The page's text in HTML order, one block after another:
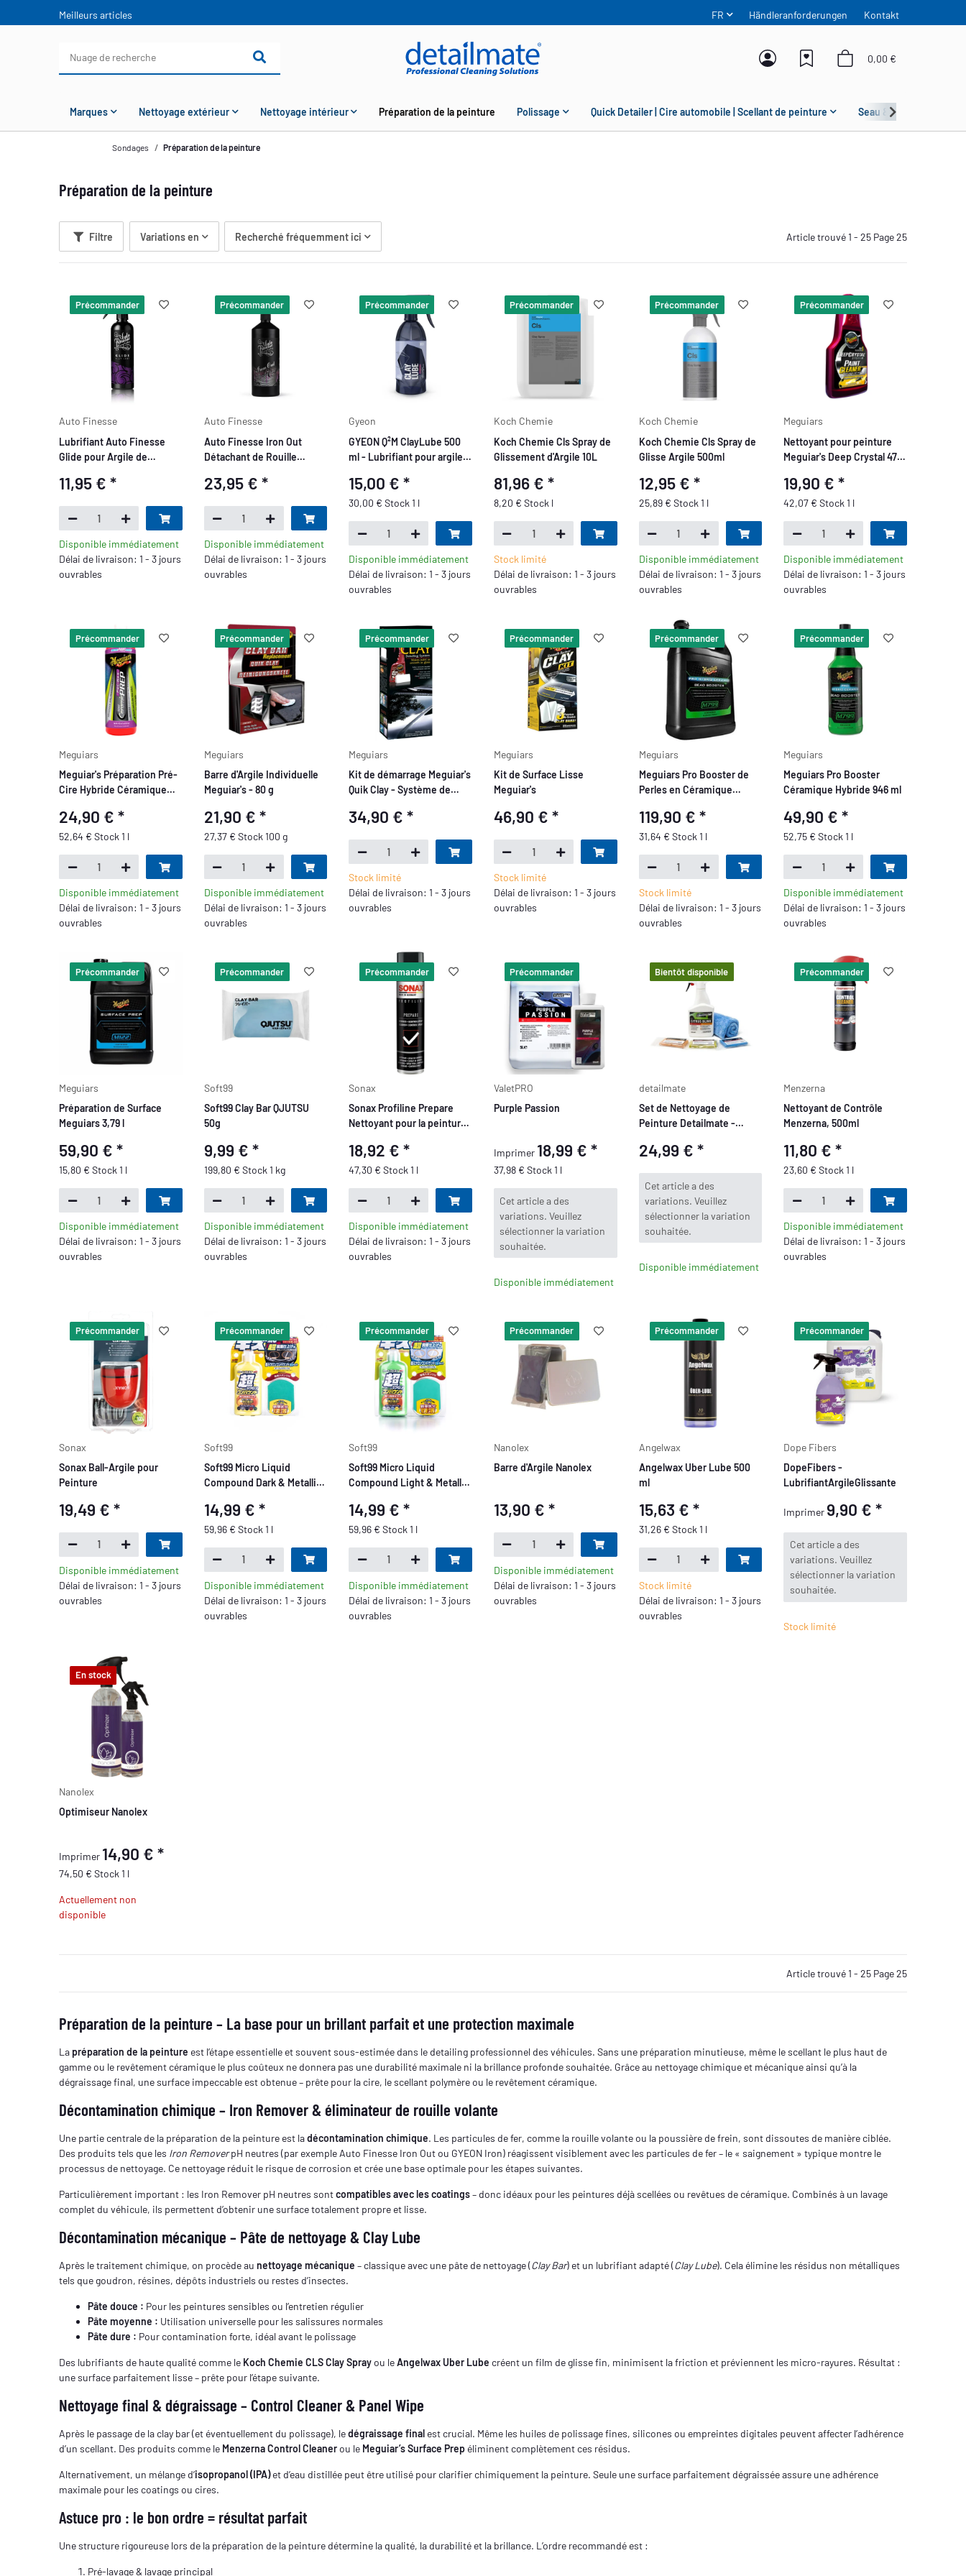
FR Händleranforderungen Kontakt
Meilleurs articles
0,00 €
Marques Nettoyage extérieur Nettoyage intérieur Préparation de la peinture Polissage Quick Detailer | Cire automobile | Scellant de peinture Seau & Grit Guard
Sondages Préparation de la peinture
Préparation de la peinture
Filtre Variations en Recherché fréquemment ici Article trouvé 1 - 25 Page 25
Précommander
Auto Finesse
Lubrifiant Auto Finesse
Glide pour Argile de
11,95 €*
Disponible immédiatement
Délai de livraison: 1 - 3 jours
ouvrables
Précommander
Auto Finesse
Auto Finesse Iron Out
Détachant de Rouille
23,95 € *
Disponible immédiatement
Délai de livraison: 1 - 3 jours
ouvrables
Précommander
Gyeon
GYEON Q²M ClayLube 500
ml - Lubrifiant pour argile
15,00 €*
30,00 € Stock 1 l
Disponible immédiatement
Délai de livraison: 1 - 3 jours
ouvrables
Précommander
Koch Chemie
Koch Chemie Cls Spray de
Glissement d'Argile 10L
81,96 € *
8,20 € Stock l
Stock limité
Délai de livraison: 1 - 3 jours
ouvrables
Précommander
Koch Chemie
Koch Chemie Cls Spray de
Glisse Argile 500ml
12,95 € *
25,89 € Stock 1 l
Disponible immédiatement
Délai de livraison: 1 - 3 jours
ouvrables
Précommander
Meguiars
Nettoyant pour peinture
Meguiar's Deep Crystal 473
19,90 €*
42,07 € Stock 1 l
Disponible immédiatement
Délai de livraison: 1 - 3 jours
ouvrables
Précommander
Meguiars
Meguiar's Préparation Pré-
Cire Hybride Céramique
24,90 €*
52,64 € Stock 1 l
Disponible immédiatement
Délai de livraison: 1 - 3 jours
ouvrables
Précommander
Meguiars
Barre d'Argile Individuelle
Meguiar's - 80 g
21,90 € *
27,37 € Stock 100 g
Disponible immédiatement
Délai de livraison: 1 - 3 jours
ouvrables
Précommander
Meguiars
Kit de démarrage Meguiar's
Quik Clay - Système de
34,90 €*
Stock limité
Délai de livraison: 1 - 3 jours
ouvrables
Précommander
Meguiars
Kit de Surface Lisse
Meguiar's
46,90 € *
Stock limité
Délai de livraison: 1 - 3 jours
ouvrables
Précommander
Meguiars
Meguiars Pro Booster de
Perles en Céramique
119,90 € *
31,64 € Stock 1 l
Stock limité
Délai de livraison: 1 - 3 jours
ouvrables
Précommander
Meguiars
Meguiars Pro Booster
Céramique Hybride 946 ml
49,90 €*
52,75 € Stock 1 l
Disponible immédiatement
Délai de livraison: 1 - 3 jours
ouvrables
Précommander
Meguiars
Préparation de Surface
Meguiars 3,79 l
59,90 €*
15,80 € Stock 1 l
Disponible immédiatement
Délai de livraison: 1 - 3 jours
ouvrables
Précommander
Soft99
Soft99 Clay Bar QJUTSU
50g
9,99 € *
199,80 € Stock 1 kg
Disponible immédiatement
Délai de livraison: 1 - 3 jours
ouvrables
Précommander
Sonax
Sonax Profiline Prepare
Nettoyant pour la peinture
18,92 €*
47,30 € Stock 1 l
Disponible immédiatement
Délai de livraison: 1 - 3 jours
ouvrables
Précommander
ValetPRO
Purple Passion
Imprimer 18,99 € *
37,98 € Stock 1 l
x
Cet article a des
variations. Veuillez
sélectionner la variation
souhaitée.
Disponible immédiatement
Bientôt disponible
detailmate
Set de Nettoyage de
Peinture Detailmate -
ValetPRO et Lubrifiant
24,99 € *
x
Cet article a des
variations. Veuillez
sélectionner la variation
souhaitée.
Disponible immédiatement
Précommander
Menzerna
Nettoyant de Contrôle
Menzerna, 500ml
11,80 €*
23,60 € Stock 1 l
Disponible immédiatement
Délai de livraison: 1 - 3 jours
ouvrables
Précommander
Sonax
Sonax Ball-Argile pour
Peinture
19,49 €*
Disponible immédiatement
Délai de livraison: 1 - 3 jours
ouvrables
Précommander
Soft99
Soft99 Micro Liquid
Compound Dark & Metallic
14,99 € *
59,96 € Stock 1 l
Disponible immédiatement
Délai de livraison: 1 - 3 jours
ouvrables
Précommander
Soft99
Soft99 Micro Liquid
Compound Light & Metallic
14,99 €*
59,96 € Stock 1 l
Disponible immédiatement
Délai de livraison: 1 - 3 jours
ouvrables
Précommander
Nanolex
Barre d'Argile Nanolex
13,90 € *
Disponible immédiatement
Délai de livraison: 1 - 3 jours
ouvrables
Précommander
Angelwax
Angelwax Uber Lube 500
ml
15,63 € *
31,26 € Stock 1 l
Stock limité
Délai de livraison: 1 - 3 jours
ouvrables
Précommander
Dope Fibers
DopeFibers -
LubrifiantArgileGlissante
Imprimer9,90 €*
x
Cet article a des
variations. Veuillez
sélectionner la variation
souhaitée.
Stock limité
En stock
Nanolex
Optimiseur Nanolex
Imprimer 14,90 €*
74,50 € Stock 1 l
Actuellement non
disponible
Article trouvé 1 - 25 Page 25
Préparation de la peinture – La base pour un brillant parfait et une protection maximale
La préparation de la peinture est l’étape essentielle et souvent sous-estimée dans le detailing professionnel des véhicules. Sans une préparation minutieuse, même le scellant le plus haut de
gamme ou le revêtement céramique le plus coûteux ne donnera pas une durabilité maximale ni la brillance profonde souhaitée. Grâce au nettoyage chimique et mécanique ainsi qu’à la
dégraissage final, une surface impeccable est obtenue – prête pour la cire, le scellant polymère ou le revêtement céramique.
Décontamination chimique – Iron Remover & éliminateur de rouille volante
Une partie centrale de la préparation de la peinture est ladécontamination chimique. Les particules de fer, comme la rouille volante ou la poussière de frein, sont dissoutes de manière ciblée.
Des produits tels que les Iron RemoverpH neutres (par exemple Auto Finesse Iron Out ou GYEON Iron) réagissent visiblement avec les particules de fer – le « saignement » typique montre le
processus de nettoyage. Ce nettoyage réduit le risque de corrosion et crée une base optimale pour les étapes suivantes.
Particulièrement important : les Iron Remover pH neutres sontcompatibles avec les coatings– donc idéaux pour les peintures déjà scellées ou revêtues de céramique. Combinés à un lavage
complet du véhicule, ils permettent d’obtenir une surface totalement propre et lisse.
Décontamination mécanique – Pâte de nettoyage & Clay Lube
Après le traitement chimique, on procède aunettoyage mécanique – classique avec une pâte de nettoyage (Clay Bar) et un lubrifiant adapté (Clay Lube). Cela élimine les résidus non métalliques
tels que goudron, résines, dépôts industriels ou restes d’insectes.
Pâte douce : Pour les peintures sensibles ou l’entretien régulier
Pâte moyenne : Utilisation universelle pour les salissures normales
Pâte dure : Pour contamination forte, idéal avant le polissage
Des lubrifiants de haute qualité comme le Koch Chemie CLS Clay Sprayou leAngelwax Uber Lube créent un film de glisse fin, minimisent la friction et préviennent les micro-rayures. Résultat :
une surface parfaitement lisse – prête pour l’étape suivante.
Nettoyage final & dégraissage – Control Cleaner & Panel Wipe
Après le passage de la clay bar (et éventuellement du polissage), ledégraissage final est crucial. Même les huiles de polissage fines, silicones ou empreintes digitales peuvent affecter l’adhérence
d’un scellant. Des produits comme le Menzerna Control Cleanerou le Meguiar’s Surface Prep éliminent complètement ces résidus.
Alternativement, un mélange d’isopropanol (IPA)et d’eau distillée peut être utilisé pour clarifier chimiquement la peinture. Seule une surface parfaitement dégraissée assure une adhérence
maximale pour les coatings ou cires.
Astuce pro : le bon ordre = résultat parfait
Une structure rigoureuse lors de la préparation de la peinture détermine la qualité, la durabilité et la brillance. L’ordre recommandé est :
Pré-lavage & lavage principal